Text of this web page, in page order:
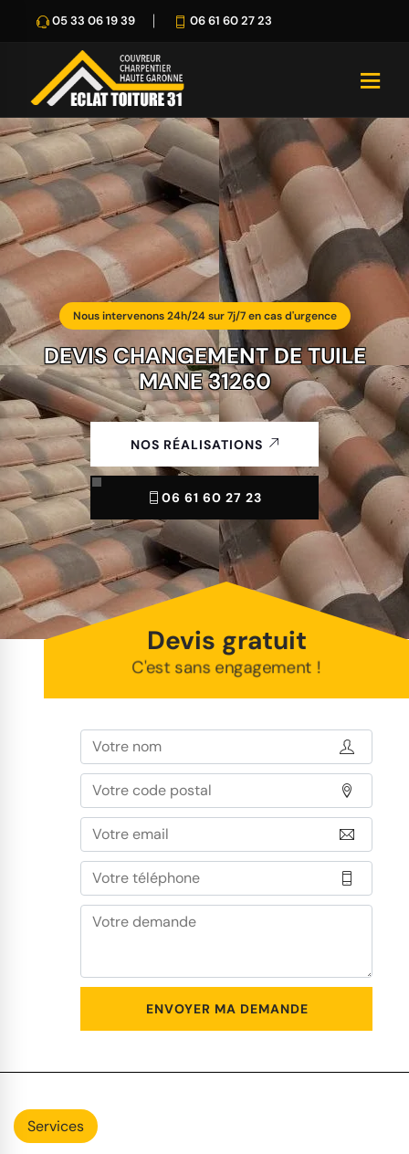
05 33 06 19 39 06 61 60 27 23
Nous intervenons 24h/24 sur 7j/7 en cas d'urgence
DEVIS CHANGEMENT DE TUILE
MANE 31260
NOS RÉALISATIONS
06 61 60 27 23
Devis gratuit
C'est sans engagement !
Services